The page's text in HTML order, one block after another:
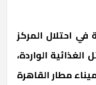
في احتلال المركز
الواردة،
يليه ميناء مطار القاهرة